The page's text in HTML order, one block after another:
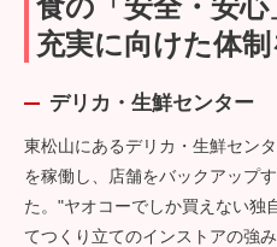
食の「安全・安
充実に向けた体
デリカ・生鮮センター
東松山にあるデリカ・生鮮セン
を稼働し、店舗をバックアップ
た。"ヤオコーでしか買えない独
てつくり立てのインストアの強